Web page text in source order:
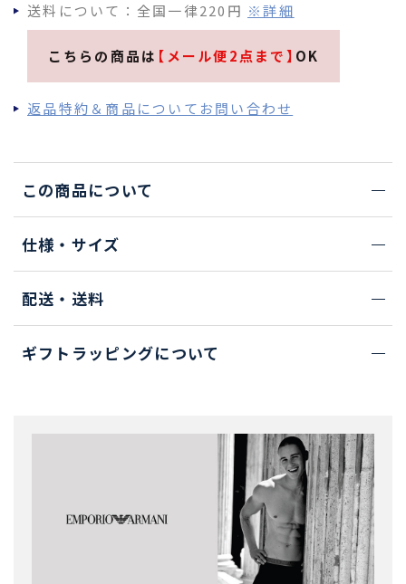
送料について：全国一律220円 ※詳細
こちらの商品は 【メール便2点まで】 OK
返品特約＆商品についてお問い合わせ
この商品について
仕様・サイズ
配送・送料
ギフトラッピングについて